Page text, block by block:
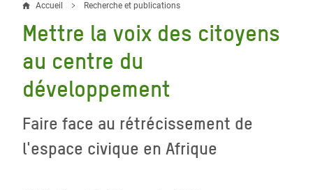
Fil
d'Ariane
Accueil Recherche et publications
Mettre la voix des citoyens
au centre du
développement
Faire face au rétrécissement de
l'espace civique en Afrique